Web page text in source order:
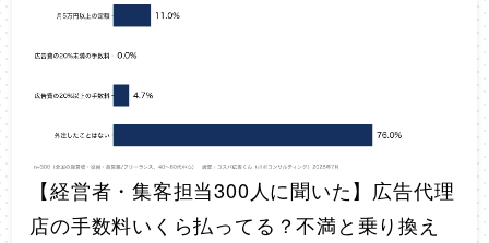
【経営者・集客担当300人に聞いた】広告代理
店の手数料いくら払ってる？不満と乗り換え